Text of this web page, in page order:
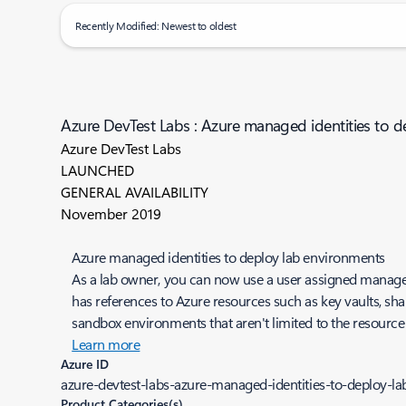
Recently Modified: Newest to oldest
Azure DevTest Labs : Azure managed identities to
Azure DevTest Labs
LAUNCHED
GENERAL AVAILABILITY
November 2019
Azure managed identities to deploy lab environments
As a lab owner, you can now use a user assigned
has references to Azure resources such as key vaults,
sandbox environments that aren't limited to the
Learn more
Azure ID
azure-devtest-labs-azure-managed-identities-to-deploy-